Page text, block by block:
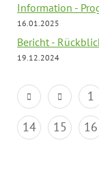
Information -
16.01.2025
Bericht -
19.12.2024
1
14
15 16